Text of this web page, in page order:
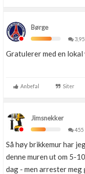
Børge
Gratulerer med en
Anbefal Siter
Jimsnekker
455
Så høy brikkemur har
denne muren ut om 5-
dag - men arrester